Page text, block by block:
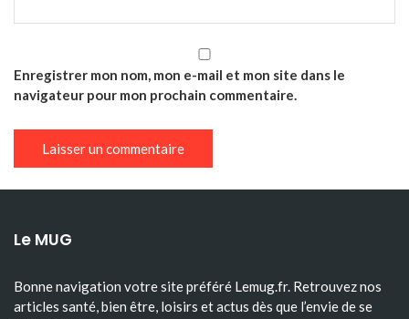
Enregistrer mon nom, mon e-mail et mon site dans le
navigateur pour mon prochain commentaire.
Le MUG
Bonne navigation votre site préféré Lemug.fr. Retrouvez nos
articles santé, bien être, loisirs et actus dès que l’envie de se